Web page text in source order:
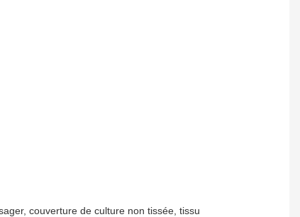
couverture de culture non tissée, tissu